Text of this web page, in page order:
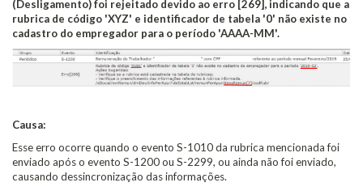
(Desligamento) foi rejeitado devido ao erro [269], indicando que a
rubrica de código 'XYZ' e identificador de tabela '0' não existe no
cadastro do empregador para o período 'AAAA-MM'.
Causa:
Esse erro ocorre quando o evento S-1010 da rubrica mencionada foi
enviado após o evento S-1200 ou S-2299, ou ainda não foi enviado,
causando dessincronização das informações.